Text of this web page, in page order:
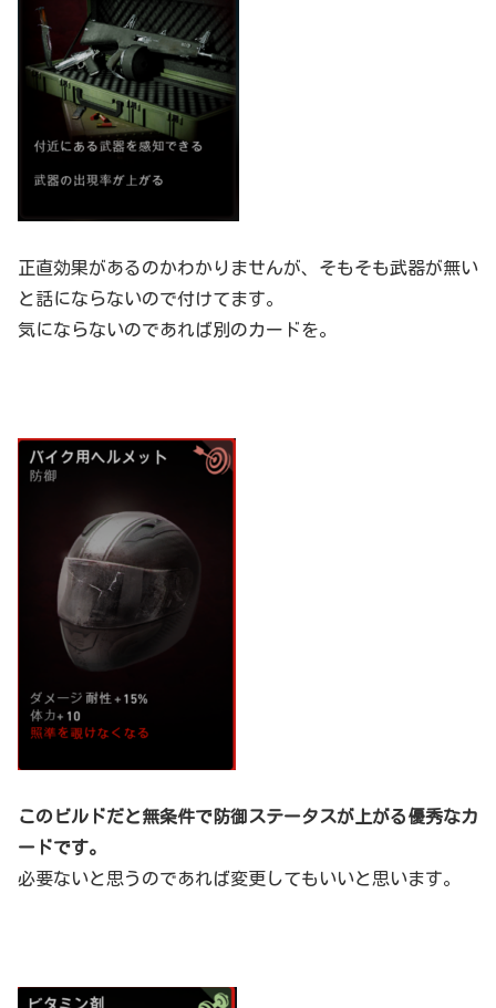
正直効果があるのかわかりませんが、そもそも武器が無い
と話にならないので付けてます。
気にならないのであれば別のカードを。
このビルドだと無条件で防御ステータスが上がる優秀なカ
ードです。
必要ないと思うのであれば変更してもいいと思います。